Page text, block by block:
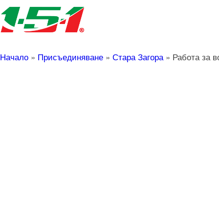
Начало » Присъединяване » Стара Загора» Работа за